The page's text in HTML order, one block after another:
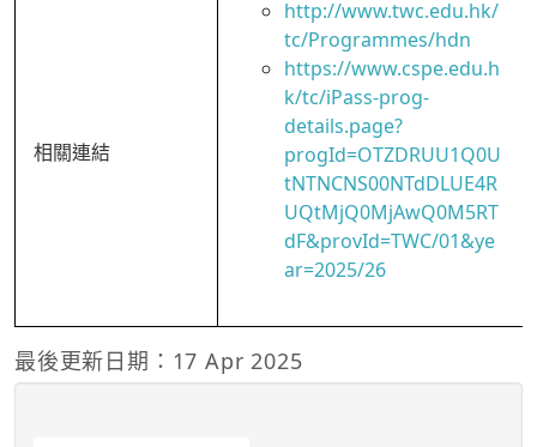
相關連結
http://www.twc.edu.hk/
tc/Programmes/hdn
https://www.cspe.edu.h
k/tc/iPass-prog-
details.page?
progId=OTZDRUU1Q0U
tNTNCNS00NTdDLUE4R
UQtMjQ0MjAwQ0M5RT
dF&provId=TWC/01&ye
ar=2025/26
最後更新日期：17 Apr 2025